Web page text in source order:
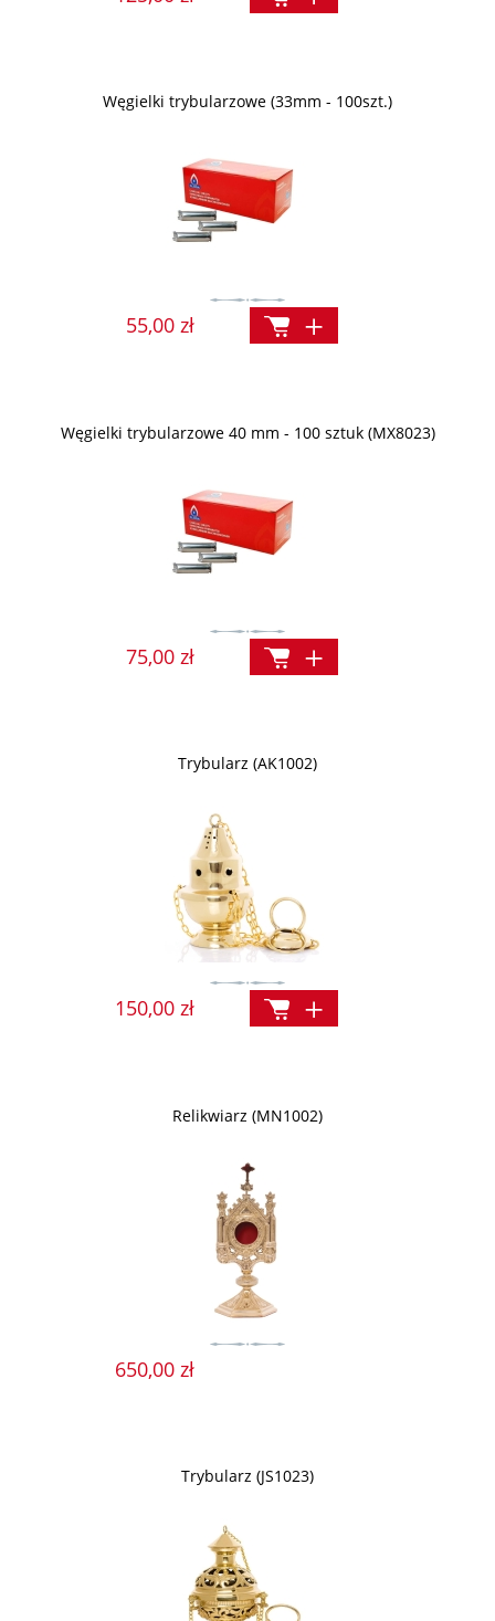
Węgielki trybularzowe (33mm - 100szt.)
55,00 zł
Węgielki trybularzowe 40 mm - 100 sztuk (MX8023)
75,00 zł
Trybularz (AK1002)
150,00 zł
Relikwiarz (MN1002)
650,00 zł
Trybularz (JS1023)